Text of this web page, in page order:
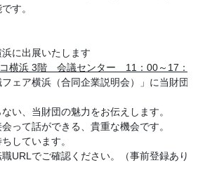
す。
に出展いたします
横浜 3階　会議センター 11 ： 00～ 17 ：
ェア横浜（合同企業説明会）」に当財団が
い、当財団の魅力をお伝えします。
って話ができる、貴重な機会です。
しています。
URLでご確認ください。（事前登録あり）